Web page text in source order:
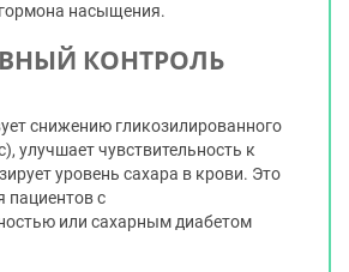
насыщения.
КОНТРОЛЬ
снижению гликозилированного
улучшает чувствительность к
уровень сахара в крови. Это
пациентов с
или сахарным диабетом